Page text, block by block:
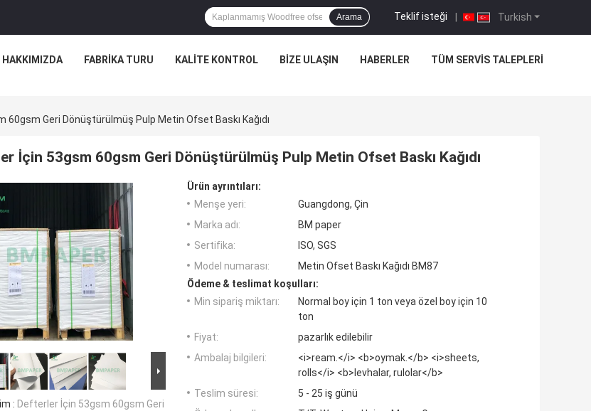
Turkish
Teklif isteği |
Arama
HAKKIMIZDA FABRIKA TURU KALITE KONTROL BIZE ULAŞIN HABERLER TÜM SERVIS TALEPLERI
60gsm Geri Dönüştürülmüş Pulp Metin Ofset Baskı Kağıdı
İçin 53gsm 60gsm Geri Dönüştürülmüş Pulp Metin Ofset Baskı Kağıdı
: Defterler İçin 53gsm 60gsm Geri
Ürün ayrıntıları:
Menşe yeri:
Guangdong, Çin
Marka adı:
BM paper
Sertifika:
ISO, SGS
Model numarası:
Metin Ofset Baskı Kağıdı BM87
Ödeme & teslimat koşulları:
Min sipariş miktarı:
Normal boy için 1 ton veya özel boy için 10
ton
Fiyat:
pazarlık edilebilir
Ambalaj bilgileri:
<i>ream.</i> <b>oymak.</b> <i>sheets,
rolls</i> <b>levhalar, rulolar</b>
Teslim süresi:
5 - 25 iş günü